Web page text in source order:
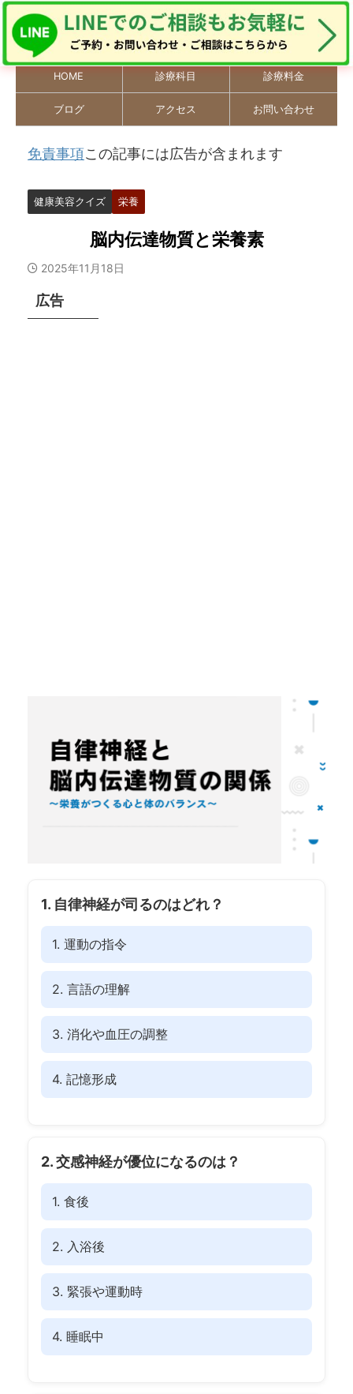
HOME 診療科目 診療料金
ブログ アクセス お問い合わせ
免責事項この記事には広告が含まれます
健康美容クイズ 栄養
脳内伝達物質と栄養素
2025年11月18日
広告
1. 自律神経が司るのはどれ？
1. 運動の指令
2. 言語の理解
3. 消化や血圧の調整
4. 記憶形成
2. 交感神経が優位になるのは？
1. 食後
2. 入浴後
3. 緊張や運動時
4. 睡眠中